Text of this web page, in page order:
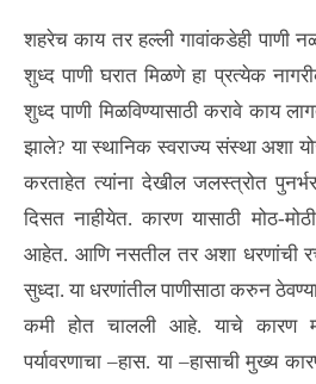
शहरेच काय तर हल्ली गावांकडेही पाणी
शुध्द पाणी घरात मिळणे हा प्रत्येक
शुध्द पाणी मिळविण्यासाठी करावे काय
झाले? या स्थानिक स्वराज्य संस्था अशा
करताहेत त्यांना देखील जलस्त्रोत
दिसत नाहीयेत. कारण यासाठी मोठ-
आहेत. आणि नसतील तर अशा धरणांची
सुध्दा. या धरणांतील पाणीसाठा करुन
कमी होत चालली आहे. याचे कारण
पर्यावरणाचा –हास. या –हासाची मुख्य